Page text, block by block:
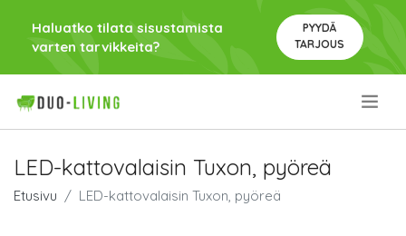
Haluatko tilata sisustamista
varten tarvikkeita?
PYYDÄ
TARJOUS
LED-kattovalaisin Tuxon, pyöreä
Etusivu LED-kattovalaisin Tuxon, pyöreä